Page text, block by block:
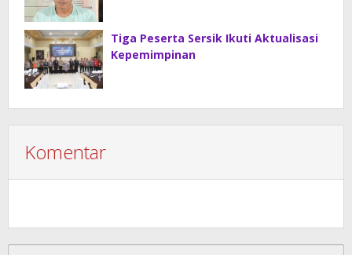
Tiga Peserta Sersik Ikuti Aktualisasi
Kepemimpinan
Komentar